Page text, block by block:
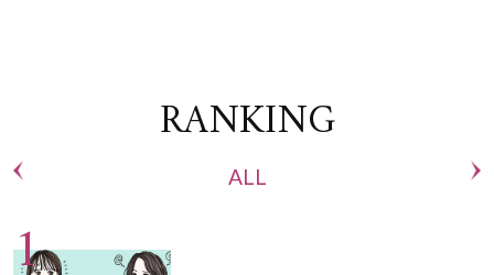
RANKING
ALL